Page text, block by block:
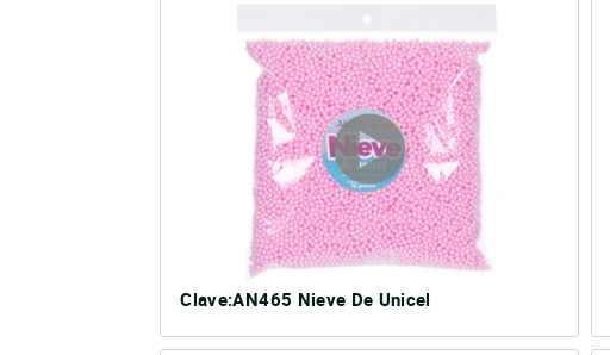
Clave:AN465 Nieve De Unicel